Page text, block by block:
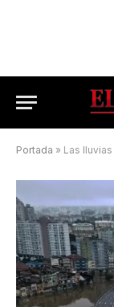
Portada » Las